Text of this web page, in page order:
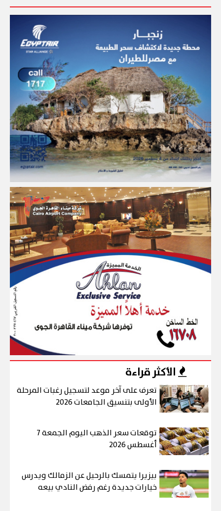
الأكثر قراءة
تعرف على آخر موعد لتسجيل رغبات المرحلة
الأولى بتنسيق الجامعات 2026
توقعات سعر الذهب اليوم الجمعة 7
أغسطس 2026
بيزيرا يتمسك بالرحيل عن الزمالك ويدرس
خيارات جديدة رغم رفض النادي بيعه